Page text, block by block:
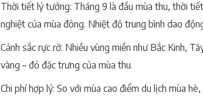
Thời tiết lý tưởng: Tháng 9 là đầu mùa thu, thời
nghiệt của mùa đông. Nhiệt độ trung bình dao
Cảnh sắc rực rỡ: Nhiều vùng miền như Bắc Kinh,
vàng – đỏ đặc trưng của mùa thu.
Chi phí hợp lý: So với mùa cao điểm du lịch mùa